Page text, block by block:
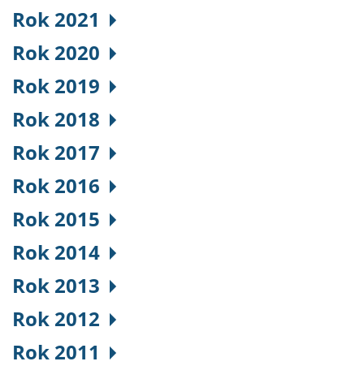
Rok 2021
Rok 2020
Rok 2019
Rok 2018
Rok 2017
Rok 2016
Rok 2015
Rok 2014
Rok 2013
Rok 2012
Rok 2011